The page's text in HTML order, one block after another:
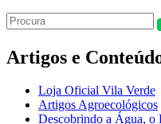
Artigos e
Loja Oficial Vila Verde
Artigos Agroecológicos
Descobrindo a Água, o